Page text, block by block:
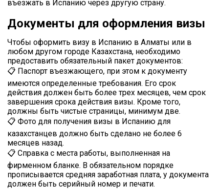
въезжать в Испанию через другую страну.
Документы для оформления визы
Чтобы оформить визу в Испанию в Алматы или в
любом другом городе Казахстана, необходимо
предоставить обязательный пакет документов:
📋 Паспорт въезжающего, при этом к документу
имеются определенные требования. Его срок
действия должен быть более трех месяцев, чем срок
завершения срока действия визы. Кроме того,
должны быть чистые страницы, минимум две.
📋 Фото для получения визы в Испанию для
казахстанцев должно быть сделано не более 6
месяцев назад.
📋 Справка с места работы, выполненная на
фирменном бланке. В обязательном порядке
прописывается средняя заработная плата, у документа
должен быть серийный номер и печати.